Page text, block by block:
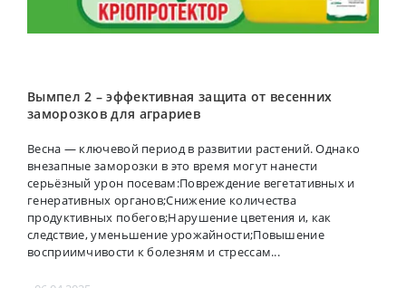
Вымпел 2 – эффективная защита от весенних
заморозков для аграриев
Весна — ключевой период в развитии растений. Однако
внезапные заморозки в это время могут нанести
серьёзный урон посевам:Повреждение вегетативных и
генеративных органов;Снижение количества
продуктивных побегов;Нарушение цветения и, как
следствие, уменьшение урожайности;Повышение
восприимчивости к болезням и стрессам...